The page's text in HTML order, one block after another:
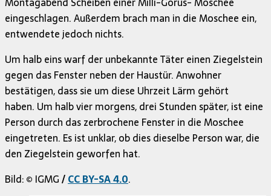
eingeschlagen. Außerdem brach man in die Moschee ein,
entwendete jedoch nichts.
Um halb eins warf der unbekannte Täter einen Ziegelstein
gegen das Fenster neben der Haustür. Anwohner
bestätigen, dass sie um diese Uhrzeit Lärm gehört
haben. Um halb vier morgens, drei Stunden später, ist eine
Person durch das zerbrochene Fenster in die Moschee
eingetreten. Es ist unklar, ob dies dieselbe Person war, die
den Ziegelstein geworfen hat.
Bild:© IGMG/CC BY-SA 4.0.